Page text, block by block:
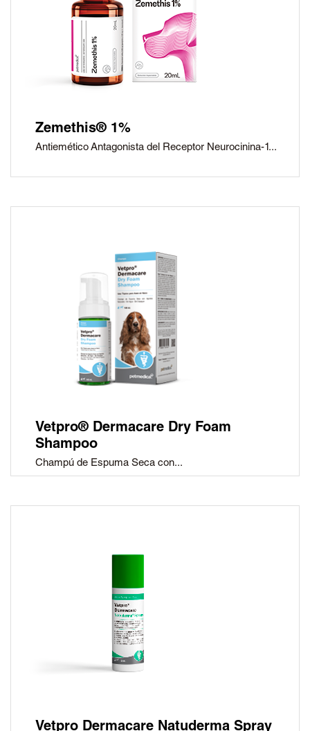
Zemethis® 1%
Antiemético Antagonista del Receptor Neurocinina-1...
Vetpro® Dermacare Dry Foam
Shampoo
Champú de Espuma Seca con...
Vetpro Dermacare Natuderma Spray